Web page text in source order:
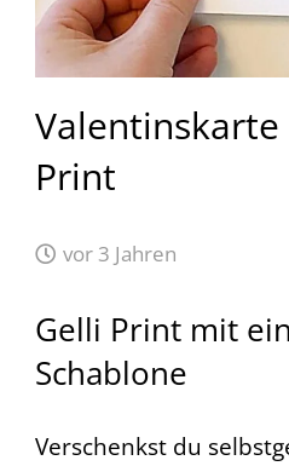
Print
vor 3 Jahren
Gelli Print mit
Schablone
Verschenkst du